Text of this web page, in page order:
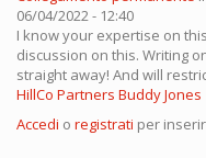
06/04/2022 - 12:40
I know your expertise on
discussion on this. Writing
straight away! And will
HillCo Partners Buddy Jones
Accedi o registrati per